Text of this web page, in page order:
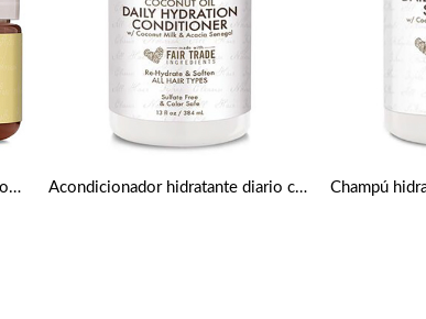
Tratamiento Edge Strengthen, Grow & Repair con Aceite de Ricino Negro Jamaicano de Shea Moisture 118 ml Acondicionador hidratante diario con aceite de coco virgen de 384 ml de Shea Moisture